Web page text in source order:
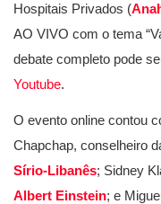
Hospitais Privados (
AO VIVO com o tema
debate completo pode
Youtube.
O evento online contou
Chapchap, conselheiro
Sírio-Libanês; Sidney
Albert Einstein; e